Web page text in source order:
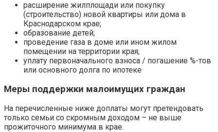
расширение жилплощади или покупку
(строительство) новой квартиры или дома в
Краснодарском крае;
образование детей;
проведение газа в доме или ином жилом
помещении на территории края;
уплату первоначального взноса / погашение %-тов
или основного долга по ипотеке
Меры поддержки малоимущих граждан
На перечисленные ниже доплаты могут претендовать
только семьи со скромным доходом – не выше
прожиточного минимума в крае.